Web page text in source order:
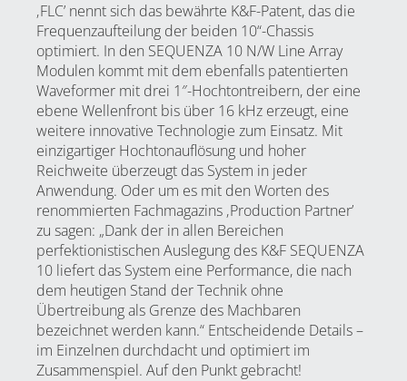
‚FLC’ nennt sich das bewährte K&F-Patent, das die
Frequenzaufteilung der beiden 10“-Chassis
optimiert. In den SEQUENZA 10 N/W Line Array
Modulen kommt mit dem ebenfalls patentierten
Waveformer mit drei 1″-Hochtontreibern, der eine
ebene Wellenfront bis über 16 kHz erzeugt, eine
weitere innovative Technologie zum Einsatz. Mit
einzigartiger Hochtonauflösung und hoher
Reichweite überzeugt das System in jeder
Anwendung. Oder um es mit den Worten des
renommierten Fachmagazins ‚Production Partner’
zu sagen: „Dank der in allen Bereichen
perfektionistischen Auslegung des K&F SEQUENZA
10 liefert das System eine Performance, die nach
dem heutigen Stand der Technik ohne
Übertreibung als Grenze des Machbaren
bezeichnet werden kann.“ Entscheidende Details –
im Einzelnen durchdacht und optimiert im
Zusammenspiel. Auf den Punkt gebracht!